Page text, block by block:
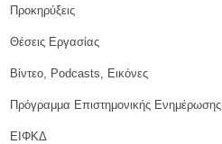
Προκηρύξεις
Θέσεις Εργασίας
Βίντεο, Podcasts, Εικόνες
Πρόγραμμα Επιστημονικής Ενημέρωσης
ΕΙΦΚΔ